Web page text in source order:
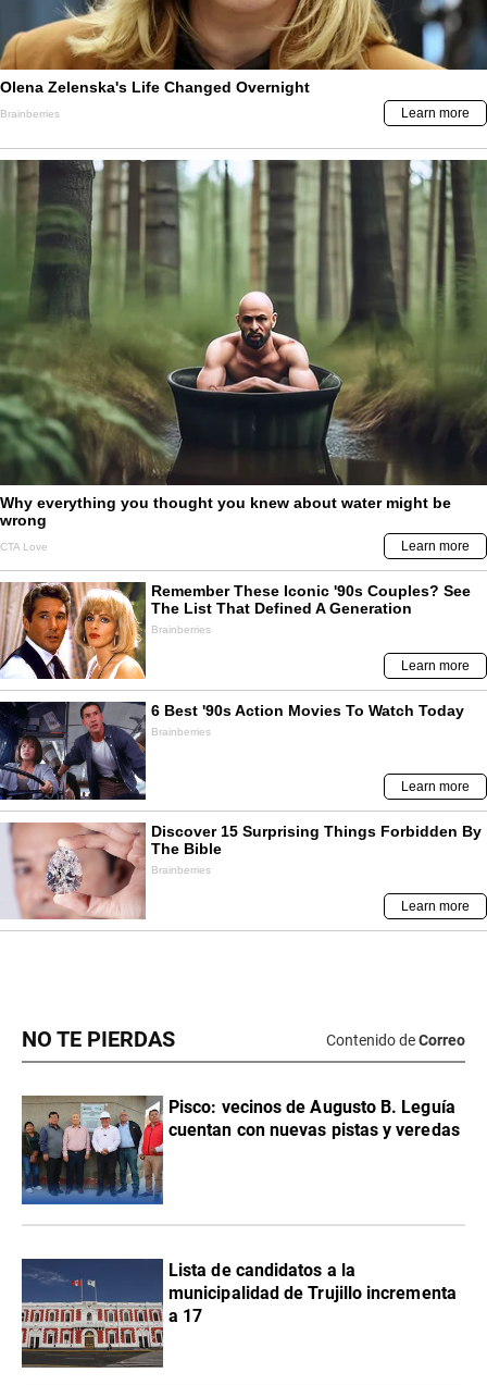
NO TE PIERDAS Contenido deCorreo
Pisco: vecinos de Augusto B. Leguía
cuentan con nuevas pistas y veredas
Lista de candidatos a la
municipalidad de Trujillo incrementa
a 17